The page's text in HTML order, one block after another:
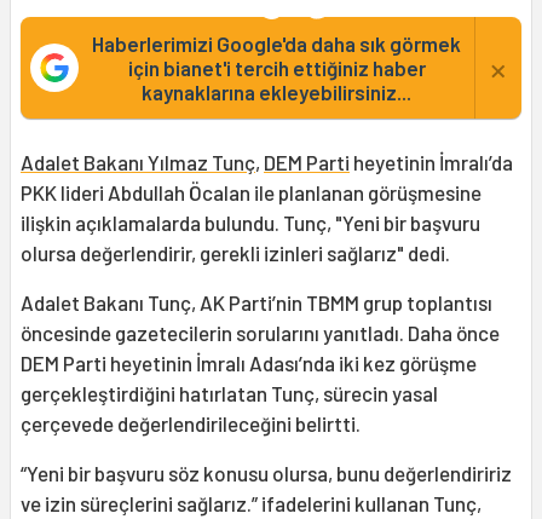
Haberlerimizi Google'da daha sık görmek
için bianet'i tercih ettiğiniz haber
kaynaklarına ekleyebilirsiniz...
×
Adalet Bakanı Yılmaz Tunç, DEM Parti heyetinin İmralı’da
PKK lideri Abdullah Öcalan ile planlanan görüşmesine
ilişkin açıklamalarda bulundu. Tunç, "Yeni bir başvuru
olursa değerlendirir, gerekli izinleri sağlarız" dedi.
Adalet Bakanı Tunç, AK Parti’nin TBMM grup toplantısı
öncesinde gazetecilerin sorularını yanıtladı. Daha önce
DEM Parti heyetinin İmralı Adası’nda iki kez görüşme
gerçekleştirdiğini hatırlatan Tunç, sürecin yasal
çerçevede değerlendirileceğini belirtti.
“Yeni bir başvuru söz konusu olursa, bunu değerlendiririz
ve izin süreçlerini sağlarız.” ifadelerini kullanan Tunç,